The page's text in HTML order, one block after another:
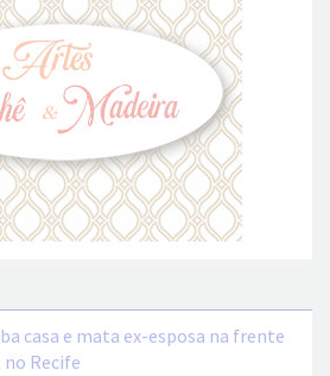
casa e mata ex-esposa na frente
Recife